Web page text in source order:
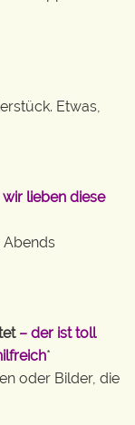
Etwas,
wir lieben diese
Abends
– der ist toll
*
oder Bilder, die